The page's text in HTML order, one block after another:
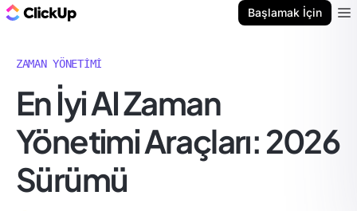
Başlamak İçin
ZAMAN YÖNETIMI
En İyi AI Zaman
Yönetimi Araçları: 2026
Sürümü